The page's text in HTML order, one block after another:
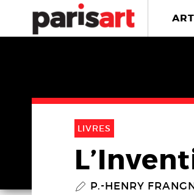
ART
LIVRES
P P.-HENRY